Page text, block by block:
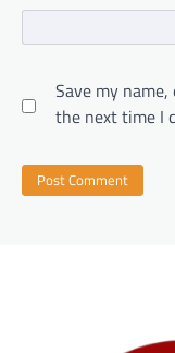
Save my
the next time I